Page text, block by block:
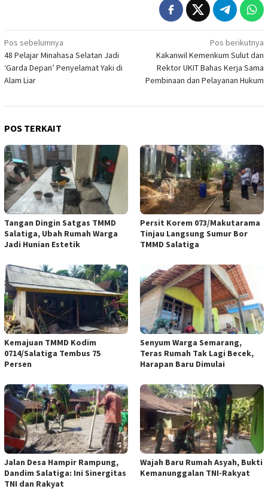
Navigasi
pos
Pos sebelumnya
48 Pelajar Minahasa Selatan Jadi
‘Garda Depan’ Penyelamat Yaki di
Alam Liar
Pos berikutnya
Kakanwil Kemenkum Sulut dan
Rektor UKIT Bahas Kerja Sama
Pembinaan dan Pelayanan Hukum
POS TERKAIT
Tangan Dingin Satgas TMMD
Salatiga, Ubah Rumah Warga
Jadi Hunian Estetik
Persit Korem 073/Makutarama
Tinjau Langsung Sumur Bor
TMMD Salatiga
Kemajuan TMMD Kodim
0714/Salatiga Tembus 75
Persen
Senyum Warga Semarang,
Teras Rumah Tak Lagi Becek,
Harapan Baru Dimulai
Jalan Desa Hampir Rampung,
Dandim Salatiga: Ini Sinergitas
TNI dan Rakyat
Wajah Baru Rumah Asyah, Bukti
Kemanunggalan TNI-Rakyat